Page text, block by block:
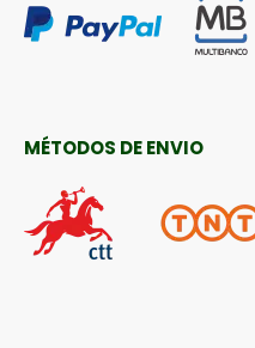
MÉTODOS DE ENVIO